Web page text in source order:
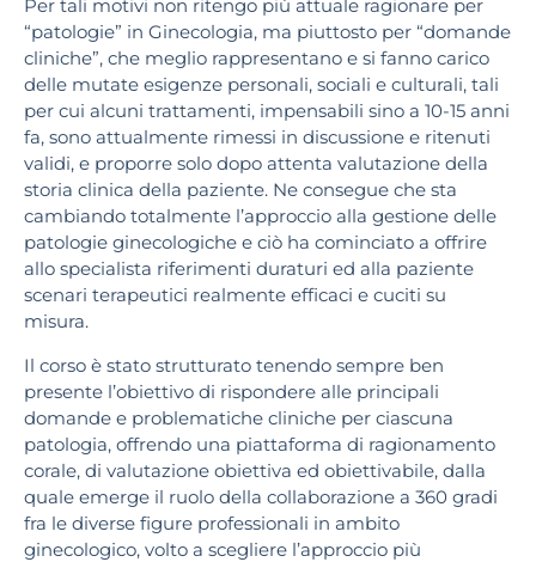
Per tali motivi non ritengo più attuale ragionare per
“patologie” in Ginecologia, ma piuttosto per “domande
cliniche”, che meglio rappresentano e si fanno carico
delle mutate esigenze personali, sociali e culturali, tali
per cui alcuni trattamenti, impensabili sino a 10-15 anni
fa, sono attualmente rimessi in discussione e ritenuti
validi, e proporre solo dopo attenta valutazione della
storia clinica della paziente. Ne consegue che sta
cambiando totalmente l’approccio alla gestione delle
patologie ginecologiche e ciò ha cominciato a offrire
allo specialista riferimenti duraturi ed alla paziente
scenari terapeutici realmente efficaci e cuciti su
misura.
Il corso è stato strutturato tenendo sempre ben
presente l’obiettivo di rispondere alle principali
domande e problematiche cliniche per ciascuna
patologia, offrendo una piattaforma di ragionamento
corale, di valutazione obiettiva ed obiettivabile, dalla
quale emerge il ruolo della collaborazione a 360 gradi
fra le diverse figure professionali in ambito
ginecologico, volto a scegliere l’approccio più